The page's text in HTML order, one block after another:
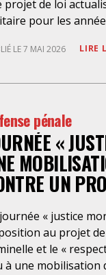
projet de loi
pour les
et doit être
Sous couvert
», « l’état
» (article 21
en phase
et de pouvoir
des
de déclarer
des ministres
la France serait
LE 7 MAI 2026 LIRE
pénale
«
UN
« justice
au projet
et le «
à une mobilisation